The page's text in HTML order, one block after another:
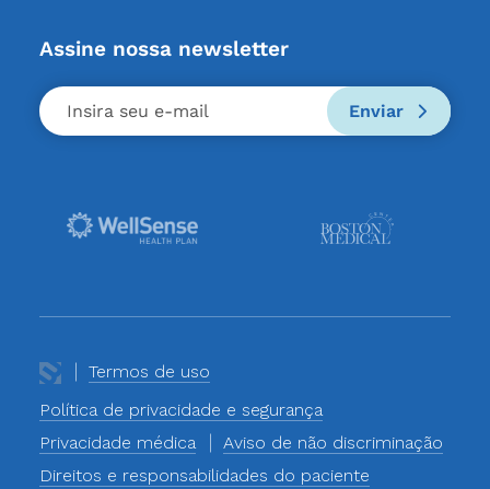
Assine nossa newsletter
Enviar
Termos de uso
Política de privacidade e segurança
Privacidade médica
Aviso de não discriminação
Direitos e responsabilidades do paciente